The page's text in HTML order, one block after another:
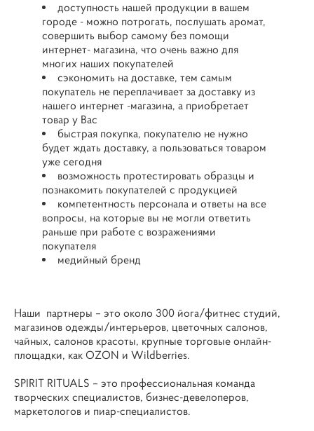
доступность нашей продукции в вашем
городе - можно потрогать, послушать аромат,
совершить выбор самому без помощи
интернет- магазина, что очень важно для
многих наших покупателей
сэкономить на доставке, тем самым
покупатель не переплачивает за доставку из
нашего интернет -магазина, а приобретает
товар у Вас
быстрая покупка, покупателю не нужно
будет ждать доставку, а пользоваться товаром
уже сегодня
возможность протестировать образцы и
познакомить покупателей с продукцией
компетентность персонала и ответы на все
вопросы, на которые вы не могли ответить
раньше при работе с возражениями
покупателя
медийный бренд
Наши партнеры – это около 300 йога/фитнес студий,
магазинов одежды/интерьеров, цветочных салонов,
чайных, салонов красоты, крупные торговые онлайн-
площадки, как OZON и Wildberries.
SPIRIT RITUALS – это профессиональная команда
творческих специалистов, бизнес-девелоперов,
маркетологов и пиар-специалистов.